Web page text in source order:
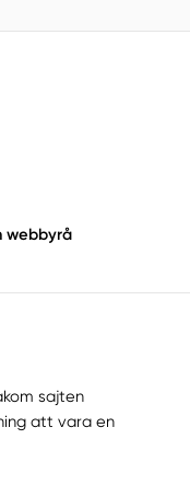
webbyrå
sajten
att vara en